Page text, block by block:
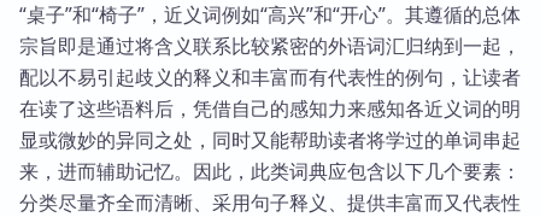
“桌子”和“椅子”，近义词例如“高兴”和“开心”。其遵循的总体
宗旨即是通过将含义联系比较紧密的外语词汇归纳到一起，
配以不易引起歧义的释义和丰富而有代表性的例句，让读者
在读了这些语料后，凭借自己的感知力来感知各近义词的明
显或微妙的异同之处，同时又能帮助读者将学过的单词串起
来，进而辅助记忆。因此，此类词典应包含以下几个要素：
分类尽量齐全而清晰、采用句子释义、提供丰富而又代表性